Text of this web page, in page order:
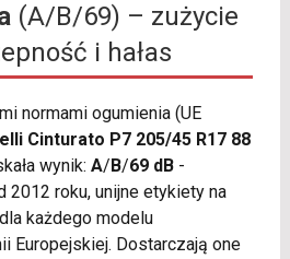
(A/B/69) – zużycie
i hałas
normami ogumienia (UE
Cinturato P7 205/45 R17 88
wynik: A/B/69 dB-
2012 roku, unijne etykiety na
każdego modelu
Europejskiej. Dostarczają one